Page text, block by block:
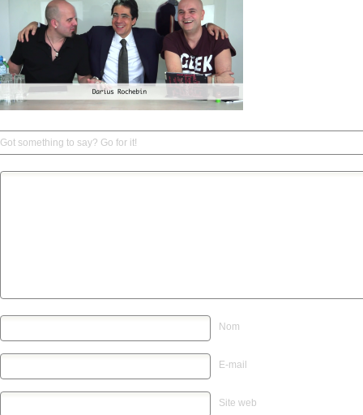
Got something to say? Go for it!
Nom
E-mail
Site web